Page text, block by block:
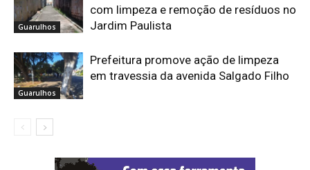
Guarulhos
com limpeza e remoção de resíduos no
Jardim Paulista
Guarulhos
Prefeitura promove ação de limpeza
em travessia da avenida Salgado Filho